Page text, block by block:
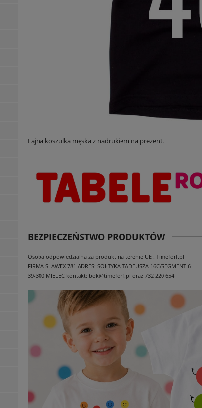
Fajna koszulka męska z nadrukiem na prezent.
BEZPIECZEŃSTWO PRODUKTÓW
Osoba odpowiedzialna za produkt na terenie UE : Timeforf.pl
FIRMA SLAWEX 781 ADRES: SOŁTYKA TADEUSZA 16C/SEGMENT 6
39-300 MIELEC kontakt: bok@timeforf.pl oraz 732 220 654